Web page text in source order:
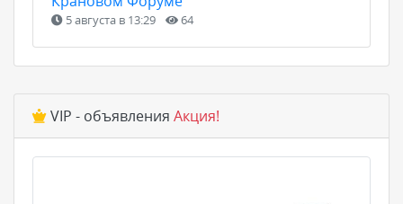
5 августа в 13:29 64
VIP - объявления Акция!